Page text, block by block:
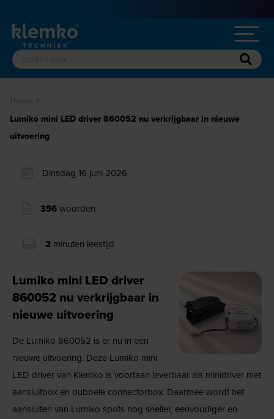
Lumiko mini LED driver 860052 nu verkrijgbaar in nieuwe
uitvoering
Dinsdag 16 juni 2026
356woorden
2 minuten leestijd
Lumiko mini LED driver
860052 nu verkrijgbaar in
nieuwe uitvoering
De Lumiko 860052 is er nu in een
nieuwe uitvoering. Deze Lumiko mini
LED driver van Klemko is voortaan leverbaar als minidriver met
aansluitbox en dubbele connectorbox. Daarmee wordt het
aansluiten van Lumiko spots nog sneller, eenvoudiger en